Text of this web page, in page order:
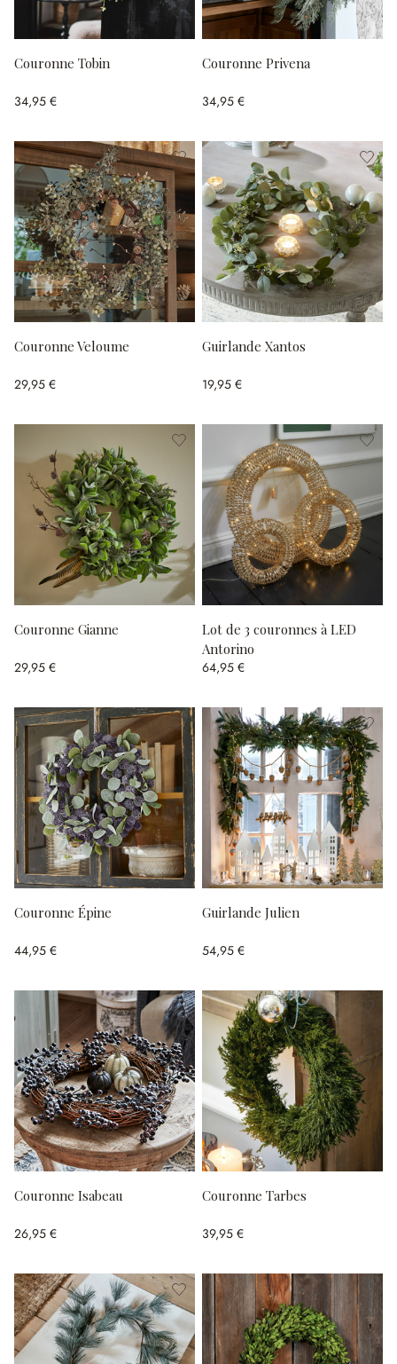
Couronne Tobin
34,95 €
Couronne Privena
34,95 €
Couronne Veloume
29,95 €
Guirlande Xantos
19,95 €
Couronne Gianne
29,95 €
Lot de 3 couronnes à LED
Antorino
64,95 €
Couronne Épine
44,95 €
Guirlande Julien
54,95 €
Couronne Isabeau
26,95 €
Couronne Tarbes
39,95 €